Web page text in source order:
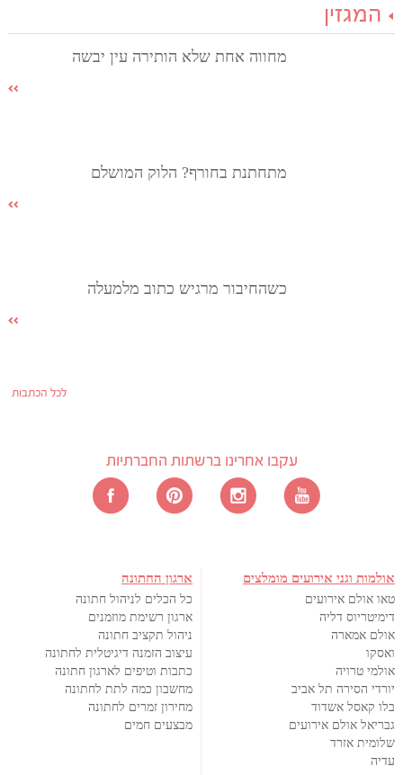
המגזין
מחווה אחת שלא הותירה עין יבשה
מתחתנת בחורף? הלוק המושלם
כשהחיבור מרגיש כתוב מלמעלה
לכל הכתבות
עקבו אחרינו ברשתות החברתיות
אולמות וגני אירועים מומלצים
טאו אולם אירועים
דימיטריוס דליה
אולם אמארה
ואסקו
אולמי טרויה
יורדי הסירה תל אביב
בלו קאסל אשדוד
גבריאל אולם אירועים
שלומית אזרד
עדיה
ארגון החתונה
כל הכלים לניהול חתונה
ארגון רשימת מוזמנים
ניהול תקציב חתונה
עיצוב הזמנה דיגיטלית לחתונה
כתבות וטיפים לארגון חתונה
מחשבון כמה לתת לחתונה
מחירון זמרים לחתונה
מבצעים חמים